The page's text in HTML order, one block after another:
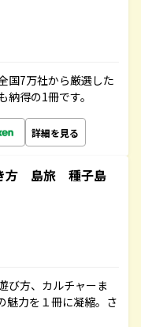
国7万社から厳選した
得の1冊です。
詳細を見る
方 島旅 種子島
び方、カルチャーま
魅力を１冊に凝縮。さ